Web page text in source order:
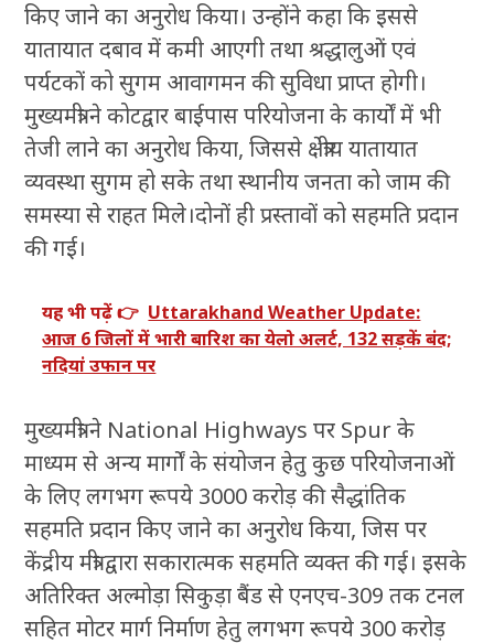
किए जाने का अनुरोध किया। उन्होंने कहा कि इससे
यातायात दबाव में कमी आएगी तथा श्रद्धालुओं एवं
पर्यटकों को सुगम आवागमन की सुविधा प्राप्त होगी।
मुख्यमंत्री ने कोटद्वार बाईपास परियोजना के कार्यों में भी
तेजी लाने का अनुरोध किया, जिससे क्षेत्रीय यातायात
व्यवस्था सुगम हो सके तथा स्थानीय जनता को जाम की
समस्या से राहत मिले।दोनों ही प्रस्तावों को सहमति प्रदान
की गई।
यह भी पढ़ें 👉 Uttarakhand Weather Update:
आज 6 जिलों में भारी बारिश का येलो अलर्ट, 132 सड़कें बंद;
नदियां उफान पर
मुख्यमंत्री ने National Highways पर Spur के
माध्यम से अन्य मार्गों के संयोजन हेतु कुछ परियोजनाओं
के लिए लगभग रूपये 3000 करोड़ की सैद्धांतिक
सहमति प्रदान किए जाने का अनुरोध किया, जिस पर
केंद्रीय मंत्री द्वारा सकारात्मक सहमति व्यक्त की गई। इसके
अतिरिक्त अल्मोड़ा सिकुड़ा बैंड से एनएच-309 तक टनल
सहित मोटर मार्ग निर्माण हेतु लगभग रूपये 300 करोड़